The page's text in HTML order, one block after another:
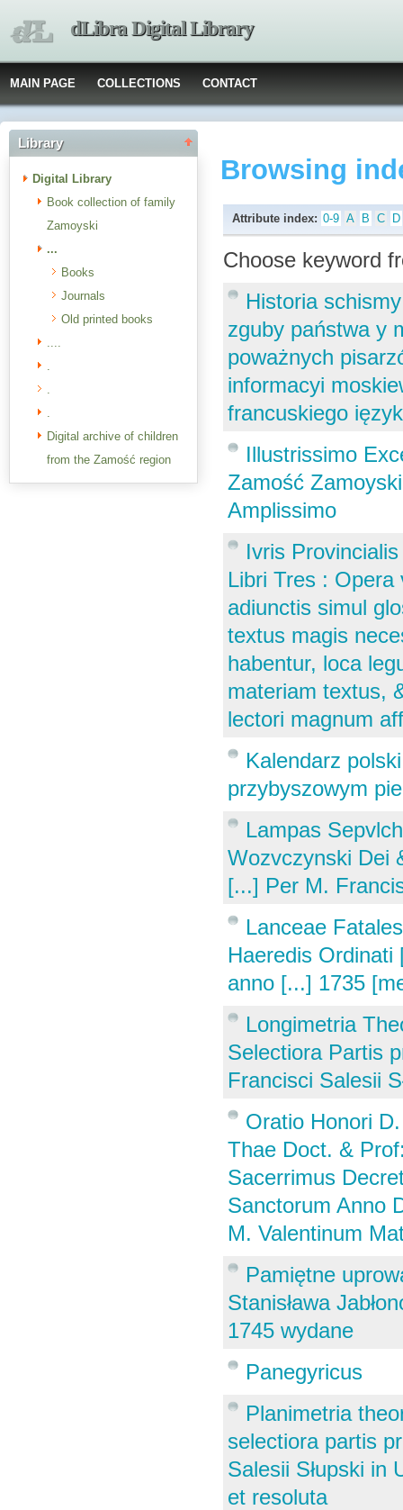
dLibra Digital Library
MAIN PAGE COLLECTIONS CONTACT
Library
Digital Library
Book collection of family
Zamoyski
...
Books
Journals
Old printed books
....
.
.
.
Digital archive of children
from the Zamość region
Browsing
Attribute index: 0-9 A B C D
Choose keyword
Historia
zguby państwa y
poważnych
informacyi
francuskiego
Illustrissimo
Zamość
Amplissimo
Ivris
Libri Tres :
adiunctis simul
textus magis
habentur, loca
materiam textus,
lectori magnum
Kalendarz
przybyszowym
Lampas
Wozvczynski Dei
[...] Per M.
Lanceae
Haeredis
anno [...] 1735
Longimetria
Selectiora Partis
Francisci Salesii
Oratio Honori
Thae Doct. &
Sacerrimus
Sanctorum Anno
M. Valentinum
Pamiętne
Stanisława
1745 wydane
Panegyricus
Planimetria
selectiora partis
Salesii Słupski in
et resoluta